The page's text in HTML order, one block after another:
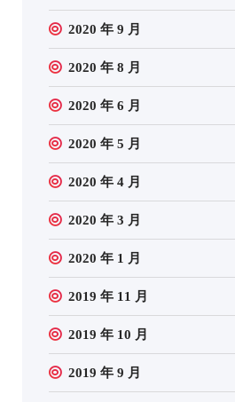
2020 年 9 月
2020 年 8 月
2020 年 6 月
2020 年 5 月
2020 年 4 月
2020 年 3 月
2020 年 1 月
2019 年 11 月
2019 年 10 月
2019 年 9 月